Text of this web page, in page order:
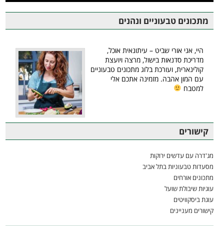
מתכונים טבעוניים ונהנים
היי, אני אורי שביט – עיתונאית אוכל,
מדריכת סדנאות בישול, מרצה ויועצת
קולינארית, ועורכת בלוג מתכונים טבעוניים
עם המון אהבה. מזמינה אתכם אלי
למטבח
קישורים
מג'דרה עם עדשים ירוקות
מסעדות טבעוניות בתל אביב
מתכונים אורחים
עוגיות שיבולת שועל
עוגת ביסקוויטים
קישורים מעניינים